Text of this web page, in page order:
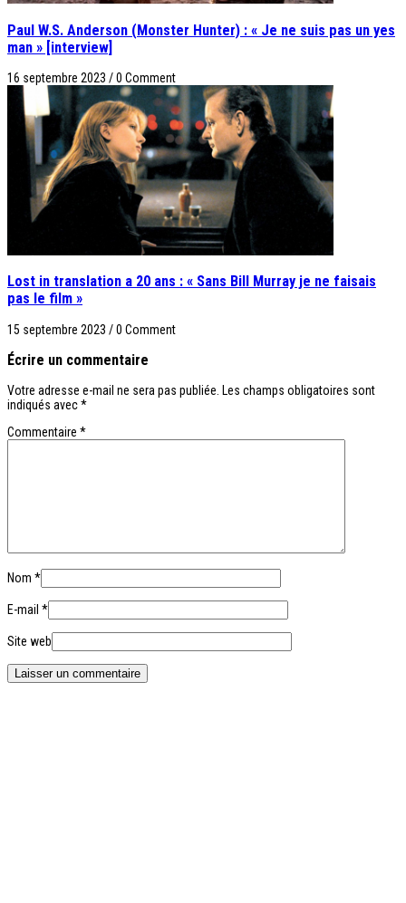
Paul W.S. Anderson (Monster Hunter) : « Je ne suis pas un yes
man » [interview]
16 septembre 2023 /0 Comment
Lost in translation a 20 ans : « Sans Bill Murray je ne faisais
pas le film »
15 septembre 2023 /0 Comment
Écrire un commentaire
Votre adresse e-mail ne sera pas publiée. Les champs obligatoires sont
indiqués avec*
Commentaire *
Nom *
E-mail *
Site web